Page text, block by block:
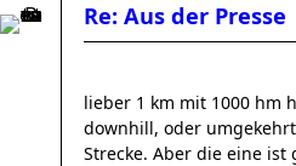
Re: Aus der Presse
lieber 1 km mit 1000 hm
downhill, oder
Strecke. Aber die eine ist